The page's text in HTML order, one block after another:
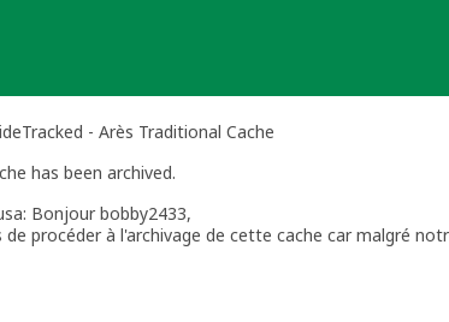
- Arès Traditional Cache
has been archived.
Bonjour bobby2433,
de procéder à l'archivage de cette cache car malgré
en service.